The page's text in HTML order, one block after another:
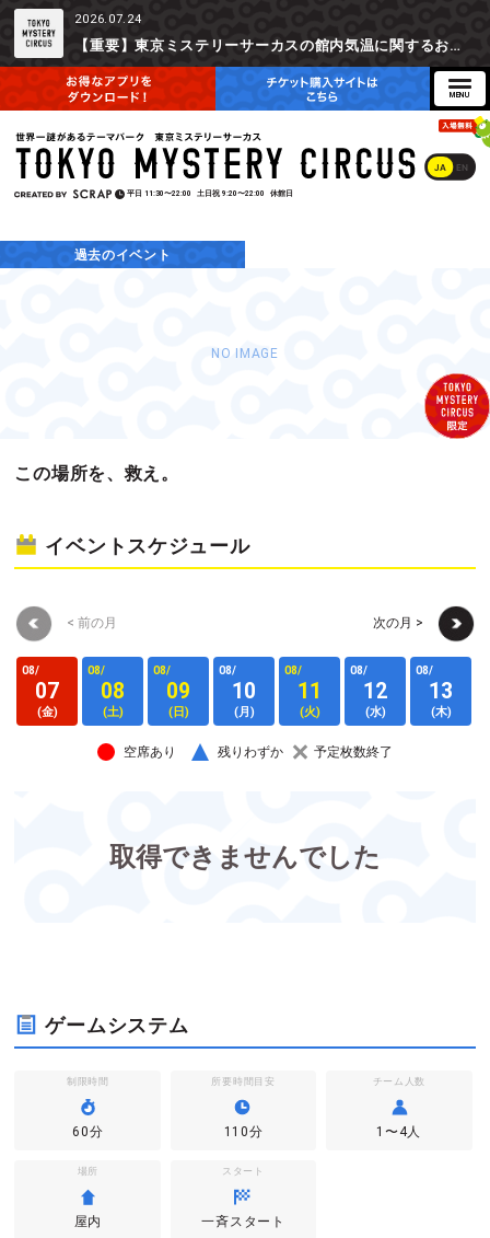
2026.07.24
【重要】東京ミステリーサーカスの館内気温に関するお詫びとご参加辞退時の返金対応について
JA EN
平日 11:30〜22:00 土日祝 9:20〜22:00 休館日
過去のイベント
NO IMAGE
この場所を、救え。
イベントスケジュール
< 前の月 次の月 >
08/
07
(金)
08/
08
(土)
08/
09
(日)
08/
10
(月)
08/
11
(火)
08/
12
(水)
08/
13
(木)
空席あり 残りわずか 予定枚数終了
取得できませんでした
ゲームシステム
制限時間
60分
所要時間目安
110分
チーム人数
1〜4人
場所
屋内
スタート
一斉スタート